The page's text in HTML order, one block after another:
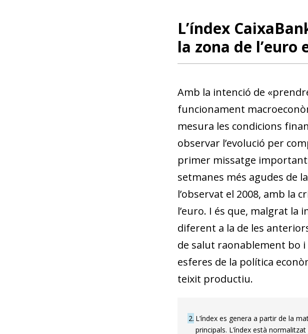
L’índex
la zona de
Amb la intenció de
funcionament
mesura les condicions
observar l’e­­vo­­lució per
primer missatge
setmanes més agudes de
l’observat el 2008, amb la
l’euro. I és que, malgrat la
diferent a la de les
de salut raonablement bo i
esferes de la política
teixit productiu.
2 L’índex es genera a partir de la
principals. L’índex està